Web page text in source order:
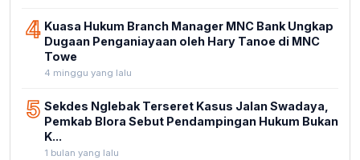
4 Kuasa Hukum Branch Manager MNC Bank Ungkap
Dugaan Penganiayaan oleh Hary Tanoe di MNC
Towe
4 minggu yang lalu
5 Sekdes Nglebak Terseret Kasus Jalan Swadaya,
Pemkab Blora Sebut Pendampingan Hukum Bukan
K...
1 bulan yang lalu